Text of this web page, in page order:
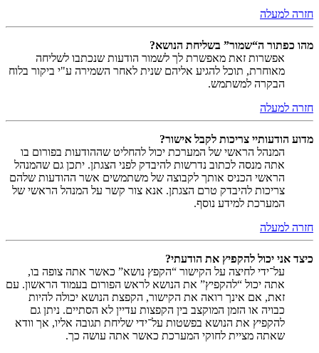
חזרה למעלה
מהו כפתור ה“שמור” בשליחת הנושא?
אפשרות זאת מאפשרת לך לשמור הודעות שנכתבו לשליחה
מאוחרת, תוכל להגיע אליהם שנית לאחר השמירה ע"י ביקור בלוח
הבקרה למשתמש.
חזרה למעלה
מדוע הודעותיי צריכות לקבל אישור?
המנהל הראשי של המערכת יכול להחליט שההודעות בפורום בו
אתה מנסה לכתוב נדרשות להיבדק לפני הצגתן. יתכן גם שהמנהל
הראשי הכניס אותך לקבוצה של משתמשים אשר ההודעות שלהם
צריכות להיבדק טרם הצגתן. אנא צור קשר על המנהל הראשי של
המערכת למידע נוסף.
חזרה למעלה
כיצד אני יכול להקפיץ את הודעתי?
על־ידי לחיצה על הקישור “הקפץ נושא” כאשר אתה צופה בו,
אתה יכול “להקפיץ” את הנושא לראש הפורום בעמוד הראשון. עם
זאת, אם אינך רואה את הקישור, הקפצת הנושא יכולה להיות
כבויה או הזמן המוקצב בין הקפצות עדיין לא הסתיים. ניתן גם
להקפיץ את הנושא בפשטות על־ידי שליחת תגובה אליו, אך וודא
שאתה מציית לחוקי המערכת כאשר אתה עושה כך.